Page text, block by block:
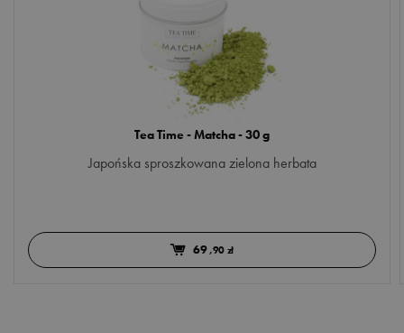
Tea Time - Matcha - 30 g
Japońska sproszkowana zielona herbata
69,90 zł